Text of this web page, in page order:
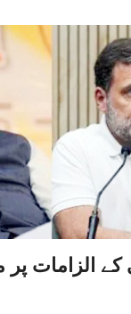
الزامات پر